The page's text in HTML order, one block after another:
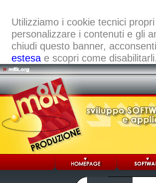
Utilizziamo i cookie tecnici
personalizzare i contenuti e gli
chiudi questo banner,
estesae scopri come